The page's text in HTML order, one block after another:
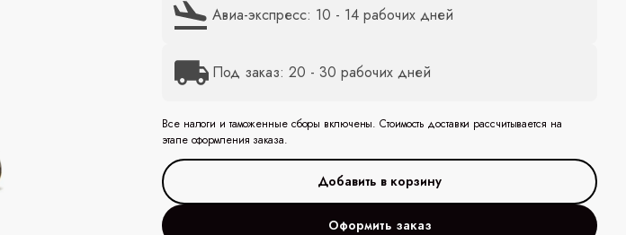
Авиа-экспресс: 10 - 14 рабочих дней
Под заказ: 20 - 30 рабочих дней
Все налоги и таможенные сборы включены. Стоимость доставки рассчитывается на
этапе оформления заказа.
Оформить заказ